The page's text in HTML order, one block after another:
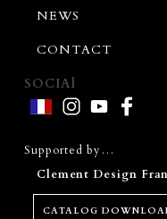
NEWS
CONTACT
SOCIAl
Supported by…
Clement Design
CATALOG